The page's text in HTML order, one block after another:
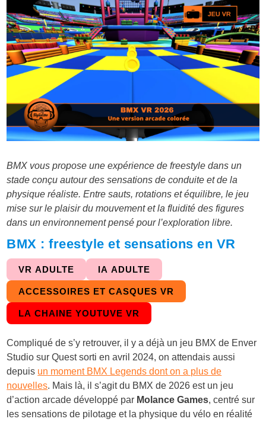
BMX vous propose une expérience de freestyle dans un
stade conçu autour des sensations de conduite et de la
physique réaliste. Entre sauts, rotations et équilibre, le jeu
mise sur le plaisir du mouvement et la fluidité des figures
dans un environnement pensé pour l’exploration libre.
BMX : freestyle et sensations en VR
VR ADULTE IA ADULTE
ACCESSOIRES ET CASQUES VR
LA CHAINE YOUTUVE VR
Compliqué de s’y retrouver, il y a déjà un jeu BMX de Enver
Studio sur Quest sorti en avril 2024, on attendais aussi
depuis un moment BMX Legends dont on a plus de
nouvelles. Mais là, il s’agit du BMX de 2026 est un jeu
d’action arcade développé par Molance Games, centré sur
les sensations de pilotage et la physique du vélo en réalité